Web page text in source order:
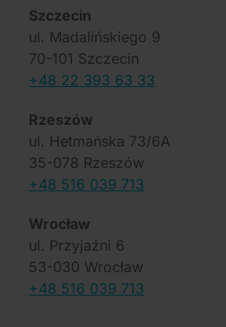
Szczecin
ul. Madalińskiego 9
70-101 Szczecin
+48 22 393 63 33
Rzeszów
ul. Hetmańska 73/6A
35-078 Rzeszów
+48 516 039 713
Wrocław
ul. Przyjaźni 6
53-030 Wrocław
+48 516 039 713